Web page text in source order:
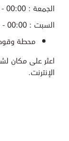
الجمعة : 00:00 - 23:59
السبت : 00:00 - 23:59
محطة
اعثر على مكان
الإنترنت.